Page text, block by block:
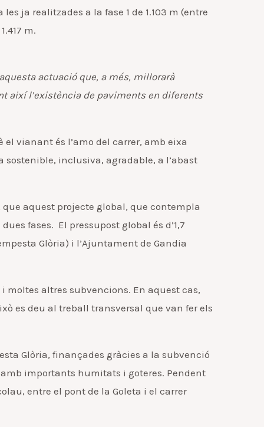
ja realitzades a la fase 1 de 1.103 m (entre
m.
actuació que, a més, millorarà
així l’existència de paviments en diferents
vianant és l’amo del carrer, amb eixa
inclusiva, agradable, a l’abast
aquest projecte global, que contempla
fases. El pressupost global és d’1,7
Glòria) i l’Ajuntament de Gandia
altres subvencions. En aquest cas,
es deu al treball transversal que van fer els
Glòria, finançades gràcies a la subvenció
importants humitats i goteres. Pendent
entre el pont de la Goleta i el carrer